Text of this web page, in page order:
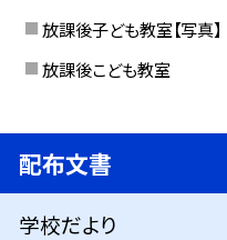
放課後子ども教室【写真】
放課後こども教室
配布文書
学校だより